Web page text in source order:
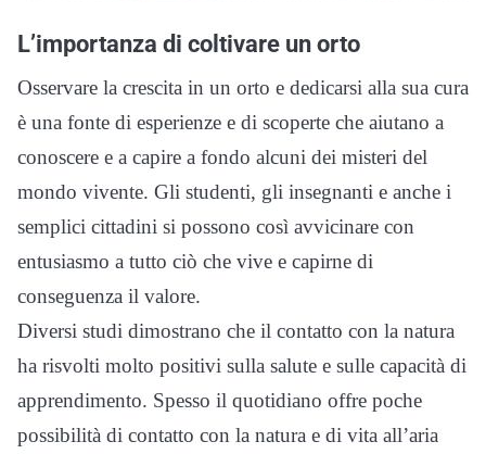
L’importanza di coltivare un orto
Osservare la crescita in un orto e dedicarsi alla sua cura
è una fonte di esperienze e di scoperte che aiutano a
conoscere e a capire a fondo alcuni dei misteri del
mondo vivente. Gli studenti, gli insegnanti e anche i
semplici cittadini si possono così avvicinare con
entusiasmo a tutto ciò che vive e capirne di
conseguenza il valore.
Diversi studi dimostrano che il contatto con la natura
ha risvolti molto positivi sulla salute e sulle capacità di
apprendimento. Spesso il quotidiano offre poche
possibilità di contatto con la natura e di vita all’aria